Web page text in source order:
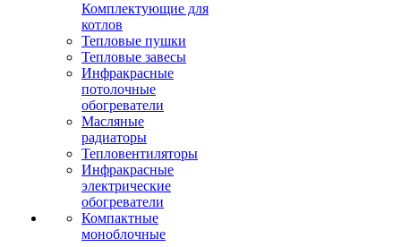
Комплектующие для
котлов
Тепловые пушки
Тепловые завесы
Инфракрасные
потолочные
обогреватели
Масляные
радиаторы
Тепловентиляторы
Инфракрасные
электрические
обогреватели
Компактные
моноблочные